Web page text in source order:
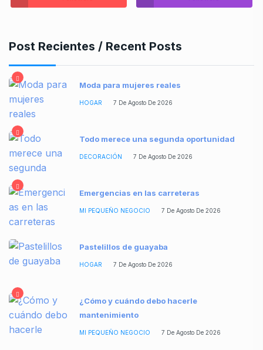
Post Recientes / Recent Posts
Moda para mujeres reales
HOGAR 7 De Agosto De 2026
Todo merece una segunda oportunidad
DECORACIÓN 7 De Agosto De 2026
Emergencias en las carreteras
MI PEQUEÑO NEGOCIO 7 De Agosto De 2026
Pastelillos de guayaba
HOGAR 7 De Agosto De 2026
¿Cómo y cuándo debo hacerle
mantenimiento
MI PEQUEÑO NEGOCIO 7 De Agosto De 2026